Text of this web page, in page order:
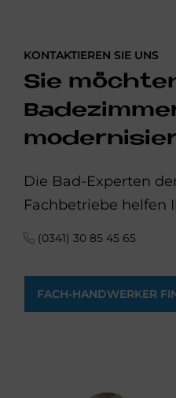
KONTAKTIEREN SIE UNS
Sie
Die Bad-Experten
Fachbetriebe helfen
(0341) 30 85 45 65
FACH-HANDWERKER